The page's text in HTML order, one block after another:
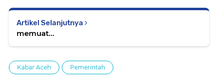
Artikel Selanjutnya
memuat...
Kabar Aceh Pemerintah